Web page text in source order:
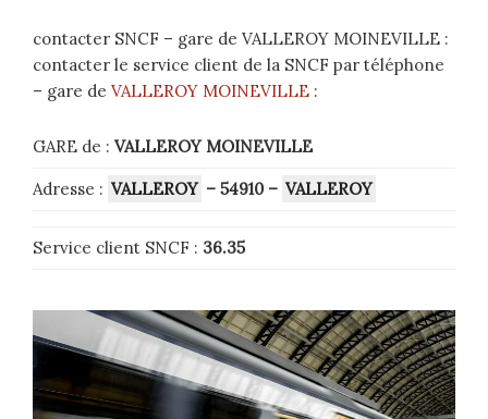
contacter SNCF – gare de VALLEROY MOINEVILLE :
contacter le service client de la SNCF par téléphone
– gare de VALLEROY MOINEVILLE :
GARE de : VALLEROY MOINEVILLE
Adresse : VALLEROY – 54910 – VALLEROY
Service client SNCF : 36.35